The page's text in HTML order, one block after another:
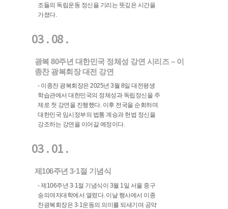
조들의 독립운동 정신을 기리는 뜻깊은 시간을
가졌다.
03 . 08 .
광복 80주년 대한민국 정체성 강연 시리즈 – 이
종찬 광복회장 대전 강연
- 이종찬 광복회장은 2025년 3월 8일 대전평생
학습관에서 대한민국의 정체성과 독립정신을 주
제로 첫 강연을 진행했다. 이후 전국을 순회하며
대한민국 임시정부의 법통 계승과 헌법 정신을
강조하는 강연을 이어갈 예정이다.
03 . 01 .
제106주년 3·1절 기념식
- 제106주년 3·1절 기념식이 3월 1일 서울 중구
숭의여자대학에서 열렸다. 이날 행사에서 이종
찬광복회장은 3·1운동의 의미를 되새기며 공약